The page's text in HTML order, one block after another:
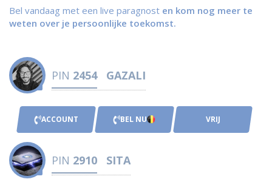
Bel vandaag met een live paragnost en kom nog meer te
weten over je persoonlijke toekomst.
PIN 2454 GAZALI
ACCOUNT BEL NU VRIJ
PIN 2910 SITA